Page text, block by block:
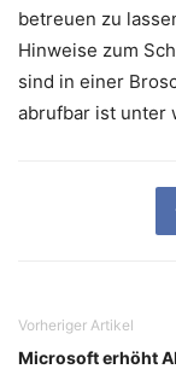
betreuen zu
Hinweise zum
sind in einer
abrufbar ist unter
Vorheriger Artikel
Microsoft erhöht